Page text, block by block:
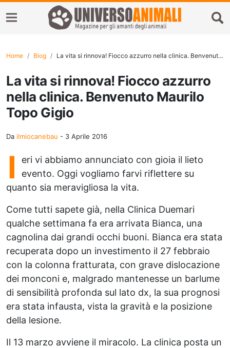
Home Blog La vita si rinnova! Fiocco azzurro nella clinica. Benvenuto Maurilo Topo Gigio
La vita si rinnova! Fiocco azzurro
nella clinica. Benvenuto Maurilo
Topo Gigio
Da ilmiocanebau - 3 Aprile 2016
I
eri vi abbiamo annunciato con gioia il lieto
evento. Oggi vogliamo farvi riflettere su
quanto sia meravigliosa la vita.
Come tutti sapete già, nella Clinica Duemari
qualche settimana fa era arrivata Bianca, una
cagnolina dai grandi occhi buoni. Bianca era stata
recuperata dopo un investimento il 27 febbraio
con la colonna fratturata, con grave dislocazione
dei monconi e, malgrado mantenesse un barlume
di sensibilità profonda sul lato dx, la sua prognosi
era stata infausta, vista la gravità e la posizione
della lesione.
Il 13 marzo avviene il miracolo. La clinica posta un